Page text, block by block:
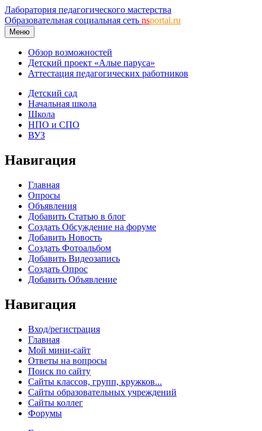
Лаборатория педагогического мастерства
Образовательная социальная сеть nsportal.ru
Меню
Обзор возможностей
Детский проект «Алые паруса»
Аттестация педагогических работников
Детский сад
Начальная школа
Школа
НПО и СПО
ВУЗ
Навигация
Главная
Опросы
Объявления
Добавить Статью в блог
Создать Обсуждение на форуме
Добавить Новость
Создать Фотоальбом
Добавить Видеозапись
Создать Опрос
Добавить Объявление
Навигация
Вход/регистрация
Главная
Мой мини-сайт
Ответы на вопросы
Поиск по сайту
Сайты классов, групп, кружков...
Сайты образовательных учреждений
Сайты коллег
Форумы